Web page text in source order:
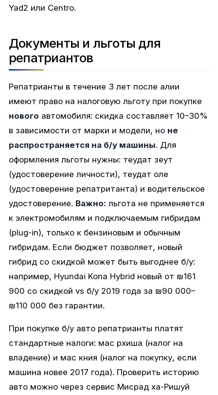
Yad2 или Centro.
Документы и льготы для
репатриантов
Репатрианты в течение 3 лет после алии
имеют право на налоговую льготу при покупке
нового автомобиля: скидка составляет 10–30%
в зависимости от марки и модели, но не
распространяется на б/у машины. Для
оформления льготы нужны: теудат зеут
(удостоверение личности), теудат оле
(удостоверение репатританта) и водительское
удостоверение. Важно: льгота не применяется
к электромобилям и подключаемым гибридам
(plug-in), только к бензиновым и обычным
гибридам. Если бюджет позволяет, новый
гибрид со скидкой может быть выгоднее б/у:
например, Hyundai Kona Hybrid новый от ₪161
900 со скидкой vs б/у 2019 года за ₪90 000–
₪110 000 без гарантии.
При покупке б/у авто репатрианты платят
стандартные налоги: мас рхиша (налог на
владение) и мас кния (налог на покупку, если
машина новее 2017 года). Проверить историю
авто можно через сервис Мисрад ха-Ришуй